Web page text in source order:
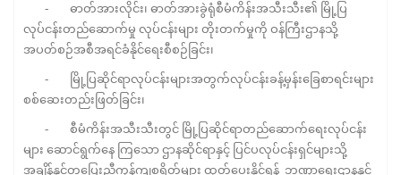
- ဓာတ်အားလိုင်း၊ ဓာတ်အားခွဲရုံစီမံကိန်းအသီးသီး၏ မြို့ပြ
လုပ်ငန်းတည်ဆောက်မှု လုပ်ငန်းများ တိုးတက်မှုကို ဝန်ကြီးဌာနသို့
အပတ်စဉ်အစီအရင်ခံနိုင်ရေးစီစဉ်ခြင်း၊
- မြို့ပြဆိုင်ရာလုပ်ငန်းများအတွက်လုပ်ငန်းခန့်မှန်းခြေစာရင်းများ
စစ်ဆေးတည်းဖြတ်ခြင်း၊
- စီမံကိန်းအသီးသီးတွင် မြို့ပြဆိုင်ရာတည်ဆောက်ရေးလုပ်ငန်း
များ ဆောင်ရွက်နေ ကြသော ဌာနဆိုင်ရာနှင့် ပြင်ပလုပ်ငန်းရှင်များသို့
အချိန်နှင့်တပြေးညီကုန်ကျစရိတ်များ ထုတ်ပေးနိုင်ရန် ဘဏ္ဍာရေးဌာနနှင့်